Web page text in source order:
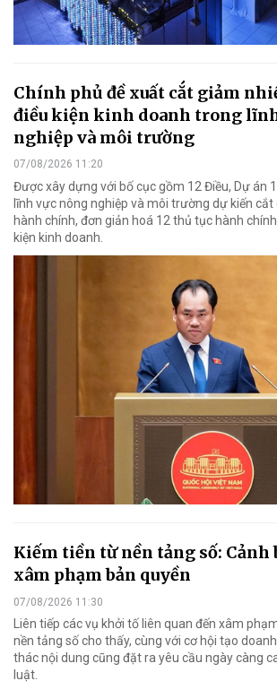
Chính phủ đề xuất cắt giảm
điều kiện kinh doanh trong
nghiệp và môi trường
07/08/2026 11:20
Được xây dựng với bố cục gồm 12 Điều, Dự án
lĩnh vực nông nghiệp và môi trường dự kiến
hành chính, đơn giản hoá 12 thủ tục hành
kiện kinh doanh.
Kiếm tiền từ nền tảng số: Cảnh
xâm phạm bản quyền
07/08/2026 11:30
Liên tiếp các vụ khởi tố liên quan đến xâm
nền tảng số cho thấy, cùng với cơ hội tạo
thác nội dung cũng đặt ra yêu cầu ngày càng
luật.